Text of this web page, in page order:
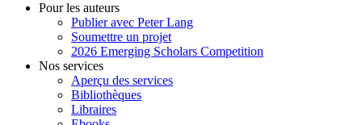
Pour les auteurs
Publier avec Peter Lang
Soumettre un projet
2026 Emerging Scholars Competition
Nos services
Aperçu des services
Bibliothèques
Libraires